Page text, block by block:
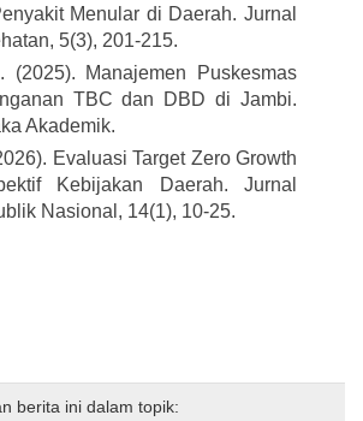
Menular di Daerah. Jurnal
5(3), 201-215.
(2025). Manajemen Puskesmas
TBC dan DBD di Jambi.
Akademik.
Evaluasi Target Zero Growth
Kebijakan Daerah. Jurnal
Nasional, 14(1), 10-25.
berita ini dalam topik: